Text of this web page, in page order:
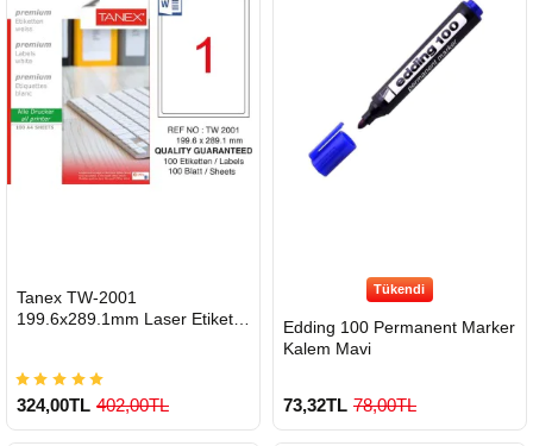
900 TL Üzeri Kargo Ücretsiz 900 TL Üzeri Kargo Ücretsiz
GÖNDERİ
Tanex TW-2001
199.6x289.1mm Laser Etiket
324,00TL 402,00TL
Tükendi
Edding 100 Permanent Marker
Kalem Mavi
73,32TL 78,00TL